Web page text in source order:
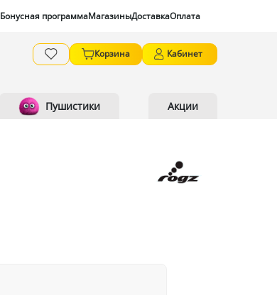
Бонусная программаМагазиныДоставкаОплата
Корзина Кабинет
Пушистики Акции